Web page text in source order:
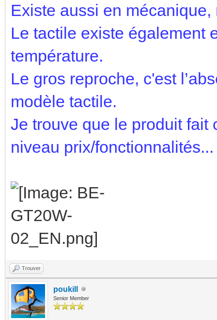
Existe aussi en
Le tactile existe également
température.
Le gros reproche, c'est
modèle tactile.
Je trouve que le produit fait
niveau prix/fonctionnalités...
Trouver
poukill
Senior Member